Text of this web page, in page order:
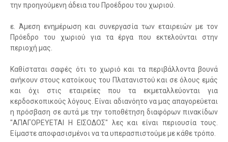
την προηγούμενη άδεια του Προέδρου του χωριού.
ε. Άμεση ενημέρωση και συνεργασία των εταιρειών με τον
Πρόεδρο του χωριού για τα έργα που εκτελούνται στην
περιοχή μας.
Καθίσταται σαφές ότι το χωριό και τα περιβάλλοντα βουνά
ανήκουν στους κατοίκους του Πλατανιστού και σε όλους εμάς
και όχι στις εταιρείες που τα εκμεταλλεύονται για
κερδοσκοπικούς λόγους. Είναι αδιανόητο να μας απαγορεύεται
η πρόσβαση σε αυτά με την τοποθέτηση διαφόρων πινακίδων
"ΑΠΑΓΟΡΕΥΕΤΑΙ Η ΕΙΣΟΔΟΣ" λες και είναι περιουσία τους.
Είμαστε αποφασισμένοι να τα υπερασπιστούμε με κάθε τρόπο.